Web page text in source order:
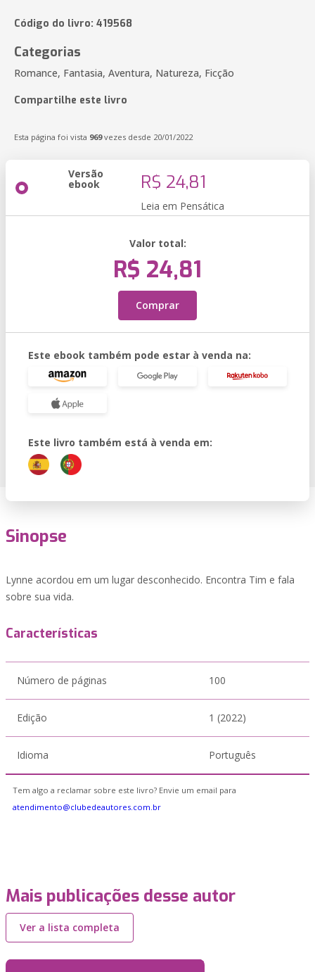
Código do livro: 419568
Categorias
Romance, Fantasia, Aventura, Natureza, Ficção
Compartilhe este livro
Esta página foi vista 969vezes desde 20/01/2022
Versão
ebook R$ 24,81
Leia em Pensática
Valor total:
R$ 24,81
Comprar
Este ebook também pode estar à venda na:
Este livro também está à venda em:
Sinopse
Lynne acordou em um lugar desconhecido. Encontra Tim e fala
sobre sua vida.
Características
Número de páginas 100
Edição 1 (2022)
Idioma Português
Tem algo a reclamar sobre este livro? Envie um email para
atendimento@clubedeautores.com.br
Mais publicações desse autor
Ver a lista completa